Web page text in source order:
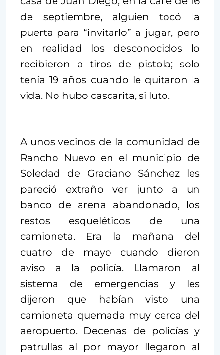
de septiembre, alguien tocó la
puerta para “invitarlo” a jugar, pero
en realidad los desconocidos lo
recibieron a tiros de pistola; solo
tenía 19 años cuando le quitaron la
vida. No hubo cascarita, si luto.
A unos vecinos de la comunidad de
Rancho Nuevo en el municipio de
Soledad de Graciano Sánchez les
pareció extraño ver junto a un
banco de arena abandonado, los
restos esqueléticos de una
camioneta. Era la mañana del
cuatro de mayo cuando dieron
aviso a la policía. Llamaron al
sistema de emergencias y les
dijeron que habían visto una
camioneta quemada muy cerca del
aeropuerto. Decenas de policías y
patrullas al por mayor llegaron al